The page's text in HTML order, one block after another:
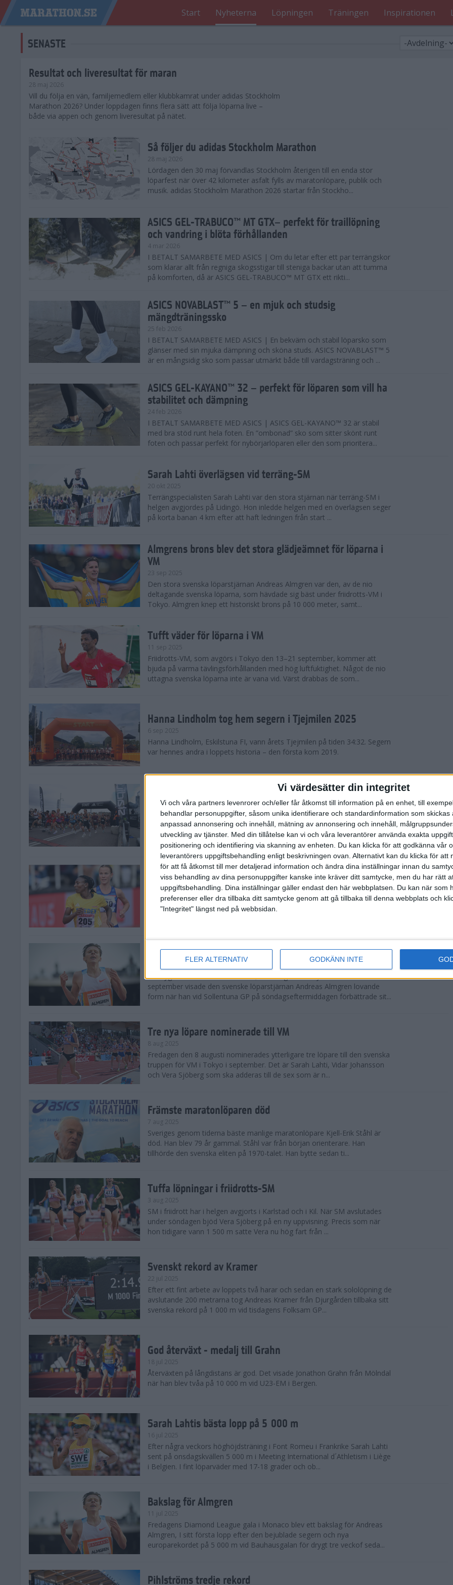
Vi värdesätter din integritet
Vi och våra partners levenrorer och/eller får åtkomst till information på en enhet, till
behandlar personuppgifter, såsom unika identifierare och standardinformation som skickas
anpassad annonsering och innehåll, mätning av annonsering och innehåll,
utveckling av tjänster. Med din tillåtelse kan vi och våra leverantörer använda exakta
positionering och identifiering via skanning av enheten. Du kan klicka för att godkänna vår
leverantörers uppgiftsbehandling enligt beskrivningen ovan. Alternativt kan du klicka för att
för att få åtkomst till mer detaljerad information och ändra dina inställningar innan du
viss behandling av dina personuppgifter kanske inte kräver ditt samtycke, men du har rätt
uppgiftsbehandling. Dina inställningar gäller endast den här webbplatsen. Du kan när som
preferenser eller dra tillbaka ditt samtycke genom att gå tillbaka till denna webbplats och
"Integritet" längst ned på webbsidan.
FLER ALTERNATIV GODKÄNN INTE
Start Nyheterna Löpningen Träningen Inspirationen
SENASTE
Resultat och liveresultat för maran
28 maj 2026
​Vill du följa en vän, familjemedlem eller klubbkamrat under adidas Stockholm
Marathon 2026? Under loppdagen finns flera sätt att följa löparna live –
både via appen och genom liveresultat på nätet.
Så följer du adidas Stockholm Marathon
28 maj 2026
Lördagen den 30 maj förvandlas Stockholm återigen till en enda stor
löparfest när över 42 kilometer asfalt fylls av maratonlöpare, publik och
musik. adidas Stockholm Marathon 2026 startar från Stockho...
ASICS GEL-TRABUCO™ MT GTX– perfekt för traillöpning
och vandring i blöta förhållanden
4 mar 2026
I BETALT SAMARBETE MED ASICS | Om du letar efter ett par terrängskor
som klarar allt från regniga skogsstigar till steniga backar utan att tumma
på komforten, då är ASICS GEL-TRABUCO™ MT GTX ett rikti...
ASICS NOVABLAST™ 5 – en mjuk och studsig
mängdträningssko
25 feb 2026
I BETALT SAMARBETE MED ASICS | En bekväm och stabil löparsko som
glänser med sin mjuka dämpning och sköna studs. ASICS NOVABLAST™ 5
är en mångsidig sko som passar utmärkt både till vardagsträning och ...
ASICS GEL-KAYANO™ 32 – perfekt för löparen som vill ha
stabilitet och dämpning
24 feb 2026
I BETALT SAMARBETE MED ASICS | ASICS GEL-KAYANO™ 32 är stabil
med bra stöd runt hela foten. En ”ombonad” sko som sitter skönt runt
foten och passar perfekt för nybörjarlöparen eller den som prioritera...
Sarah Lahti överlägsen vid terräng-SM
20 okt 2025
Terrängspecialisten Sarah Lahti var den stora stjärnan när terräng-SM i
helgen avgjordes på Lidingö. Hon inledde helgen med en överlägsen seger
på korta banan 4 km efter att haft ledningen från start ...
Almgrens brons blev det stora glädjeämnet för löparna i
VM
23 sep 2025
Den stora svenska löparstjärnan Andreas Almgren var den, av de nio
deltagande svenska löparna, som hävdade sig bäst under friidrotts-VM i
Tokyo. Almgren knep ett historiskt brons på 10 000 meter, samt...
Tufft väder för löparna i VM
11 sep 2025
Friidrotts-VM, som avgörs i Tokyo den 13–21 september, kommer att
bjuda på varma tävlingsförhållanden med hög luftfuktighet. Något de nio
uttagna svenska löparna inte är vana vid. Värst drabbas de som...
Hanna Lindholm tog hem segern i Tjejmilen 2025
6 sep 2025
Hanna Lindholm, Eskilstuna FI, vann årets Tjejmilen på tiden 34:32. Segern
var hennes andra i loppets historia – den första kom 2019.
Snabbaste segertiden på 12 år i rekordstort adidas
Stockholm Halvmaraton
30 aug 2025
Ett slutsålt och rekordstort adidas Stockholm Halvmaraton avgjordes i
nästintill perfekt löparväder. 18 grader, mulet och väldigt lite vind. Totalt
var 19,866 löpare anmälda, varav 15,807 kom till sta...
Löparna viktiga när Sverige vann Finnkampen
26 aug 2025
Den hundrade upplagan av Finnkampen, världens äldsta och största
landskamp i friidrott, avgjordes inför fullsatta läktare på Stockholms
Svenskt rekord när Almgren testade VM-formen
En dryg månad före friidrotts-VM, som avgörs i Tokyo den 13-21
september visade den svenske löparstjärnan Andreas Almgren lovande
form när han vid Sollentuna GP på söndagseftermiddagen förbättrade sit...
Tre nya löpare nominerade till VM
8 aug 2025
Fredagen den 8 augusti nominerades ytterligare tre löpare till den svenska
truppen för VM i Tokyo i september. Det är Sarah Lahti, Vidar Johansson
och Vera Sjöberg som ska adderas till de sex som är n...
Främste maratonlöparen död
7 aug 2025
Sveriges genom tiderna bäste manlige maratonlöpare Kjell-Erik Ståhl är
död. Han blev 79 år gammal. Ståhl var från början orienterare. Han
tillhörde den svenska eliten på 1970-talet. Han bytte sedan ti...
Tuffa löpningar i friidrotts-SM
3 aug 2025
SM i friidrott har i helgen avgjorts i Karlstad och i Kil. När SM avslutades
under söndagen bjöd Vera Sjöberg på en ny uppvisning. Precis som när
hon tidigare vann 1 500 m satte Vera nu hög fart från ...
Svenskt rekord av Kramer
22 jul 2025
Efter ett fint arbete av loppets två harar och sedan en stark sololöpning de
avslutande 200 metrarna tog Andreas Kramer från Djurgården tillbaka sitt
svenska rekord på 1 000 m vid tisdagens Folksam GP...
God återväxt - medalj till Grahn
18 jul 2025
Återväxten på långdistans är god. Det visade Jonathon Grahn från Mölndal
när han blev tvåa på 10 000 m vid U23-EM i Bergen.
Sarah Lahtis bästa lopp på 5 000 m
16 jul 2025
Efter några veckors höghöjdsträning i Font Romeu i Frankrike Sarah Lahti
sent på onsdagskvällen 5 000 m i Meeting International d´Athletism i Liège
i Belgien. I fint löparväder med 17-18 grader och ob...
Bakslag för Almgren
11 jul 2025
Fredagens Diamond League gala i Monaco blev ett bakslag för Andreas
Almgren, I sitt första lopp efter den bejublade segern och nya
europarekordet på 5 000 m vid Bauhausgalan för drygt tre veckof seda...
Pihlströms tredje rekord